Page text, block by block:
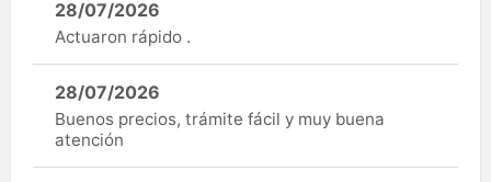
28/07/2026
Actuaron rápido .
28/07/2026
Buenos precios, trámite fácil y muy buena
atención